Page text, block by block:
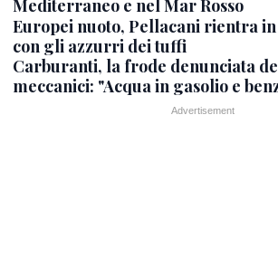
Mediterraneo e nel Mar Rosso
Europei nuoto, Pellacani rientra
con gli azzurri dei tuffi
Carburanti, la frode denunciata
meccanici: "Acqua in gasolio e